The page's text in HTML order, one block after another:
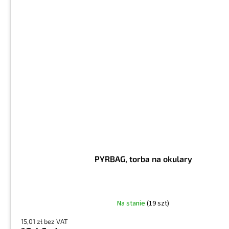
PYRBAG, torba na okulary
Na stanie (19 szt)
15,01 zł bez VAT